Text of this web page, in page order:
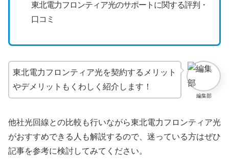
東北電力フロンティア光のサポートに関する評判・
口コミ
編集部
東北電力フロンティア光を契約するメリット
やデメリットもくわしく紹介します！
他社光回線との比較も行いながら東北電力フロンティア光
がおすすめできる人も解説するので、迷っている方はぜひ
記事を参考に検討してみてください。